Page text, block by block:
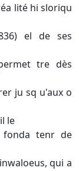
lité hi sloriqu
el de ses
tre dès
ju sq u'aux o
le
fonda tenr de
qui a